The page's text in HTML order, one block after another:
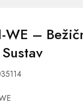
WE –